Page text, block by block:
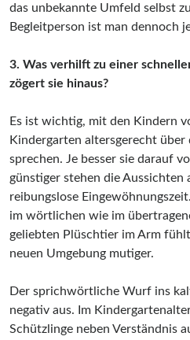
das unbekannte Umfeld selbst
Begleitperson ist man dennoch
3. Was verhilft zu einer
zögert sie hinaus?
Es ist wichtig, mit den Kindern
Kindergarten altersgerecht über
sprechen. Je besser sie darauf
günstiger stehen die Aussichten
reibungslose
im wörtlichen wie im
geliebten Plüschtier im Arm
neuen Umgebung mutiger.
Der sprichwörtliche Wurf ins
negativ aus. Im
Schützlinge neben Verständnis